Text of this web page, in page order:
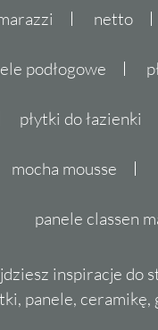
netto
podłogowe
płytki do łazienki
mocha mousse
panele classen
inspiracje do
panele,